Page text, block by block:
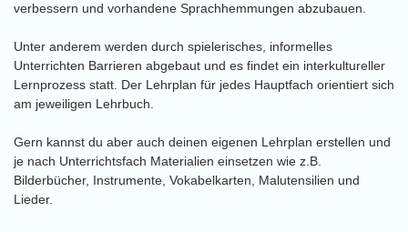
verbessern und vorhandene Sprachhemmungen abzubauen.
Unter anderem werden durch spielerisches, informelles
Unterrichten Barrieren abgebaut und es findet ein interkultureller
Lernprozess statt. Der Lehrplan für jedes Hauptfach orientiert sich
am jeweiligen Lehrbuch.
Gern kannst du aber auch deinen eigenen Lehrplan erstellen und
je nach Unterrichtsfach Materialien einsetzen wie z.B.
Bilderbücher, Instrumente, Vokabelkarten, Malutensilien und
Lieder.